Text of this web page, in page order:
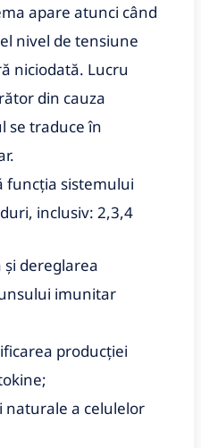
apare atunci când
nivel de tensiune
niciodată. Lucru
din cauza
se traduce în
funcția sistemului
inclusiv: 2,3,4
și dereglarea
imunitar
producției
naturale a celulelor